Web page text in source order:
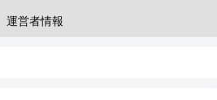
運営者情報